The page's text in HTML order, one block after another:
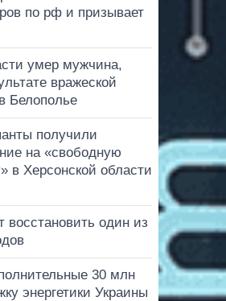
по рф и призывает
умер мужчина,
вражеской
Белополье
получили
на «свободную
в Херсонской области
восстановить один из
30 млн
энергетики Украины